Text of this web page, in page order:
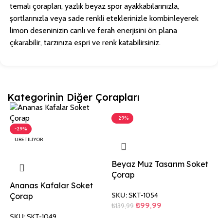
temalı çorapları, yazlık beyaz spor ayakkabılarınızla,
şortlarınızla veya sade renkli eteklerinizle kombinleyerek
limon deseninizin canlı ve ferah enerjisini ön plana
çıkarabilir, tarzınıza espri ve renk katabilirsiniz.
Kategorinin Diğer Çorapları
-29%
ÜRETILIYOR
Ananas Kafalar Soket
Çorap
-29%
Beyaz Muz Tasarım Soket
Çorap
SKU:SKT-1054
₺139,99 ₺99,99